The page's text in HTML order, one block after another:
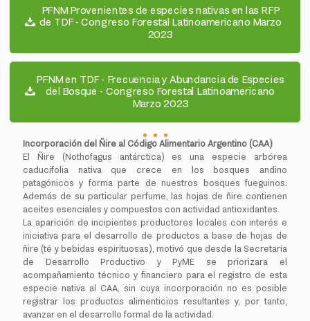
PFNM Provenientes de especies nativas en las RFP
de TDF - Congreso Forestal Latinoamericano Marzo
2023
PFNM en TDF - Frecuencia y Abundancia de Especies
del Bosque - Congreso Forestal Latinoamericano
Marzo 2023
Incorporación del Ñire al Código Alimentario Argentino (CAA)
El Ñire (Nothofagus antárctica) es una especie arbórea
caducifolia nativa que crece en los bosques andino
patagónicos y forma parte de nuestros bosques fueguinos.
Además de su particular perfume, las hojas de ñire contienen
aceites esenciales y compuestos con actividad antioxidantes.
La aparición de incipientes productores locales con interés e
iniciativa para el desarrollo de productos a base de hojas de
ñire (té y bebidas espirituosas), motivó que desde la Secretaría
de Desarrollo Productivo y PyME se priorizara el
acompañamiento técnico y financiero para el registro de esta
especie nativa al CAA, sin cuya incorporación no es posible
registrar los productos alimenticios resultantes y, por tanto,
avanzar en el desarrollo formal de la actividad.